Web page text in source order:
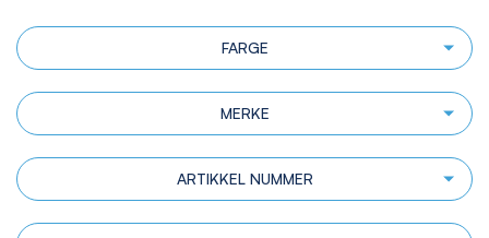
FARGE
MERKE
ARTIKKEL NUMMER